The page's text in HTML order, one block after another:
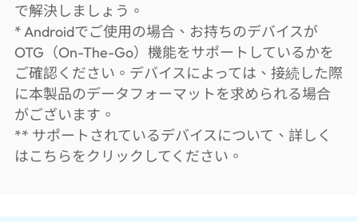
で解決しましょう。
* Androidでご使用の場合、お持ちのデバイスが
OTG（On-The-Go）機能をサポートしているかを
ご確認ください。デバイスによっては、接続した際
に本製品のデータフォーマットを求められる場合
がございます。
** サポートされているデバイスについて、詳しく
はこちらをクリックしてください。